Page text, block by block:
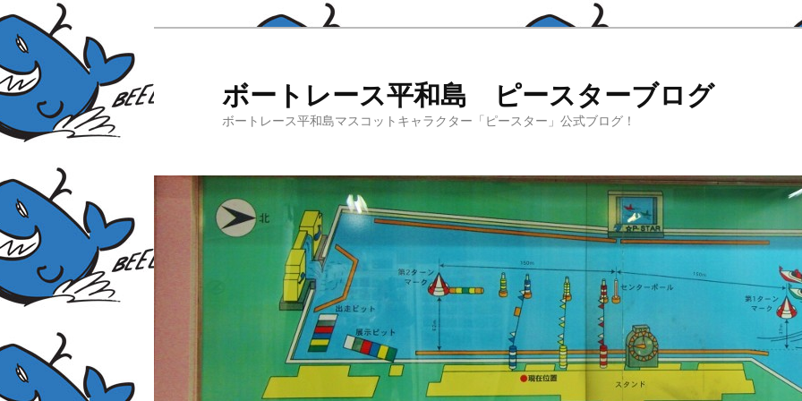
ボートレース平和島 ピースターブログ
ボートレース平和島マスコットキャラクター「ピースター」公式ブログ！